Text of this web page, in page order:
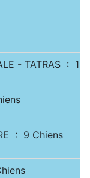
- TATRAS : 1
: 9 Chiens